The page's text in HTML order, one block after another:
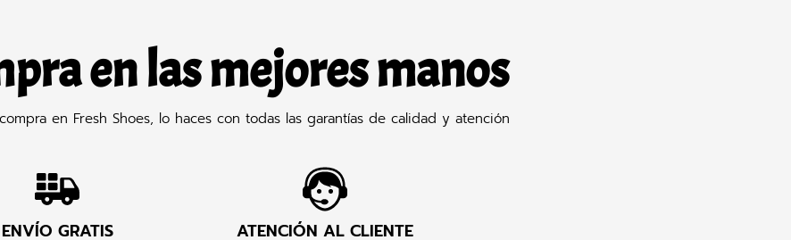
en las mejores manos
en Fresh Shoes, lo haces con todas las garantías de calidad y atención
ENVÍO GRATIS ATENCIÓN AL CLIENTE